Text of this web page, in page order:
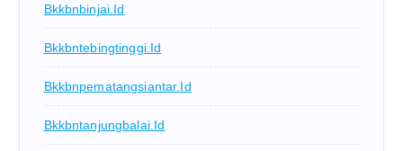
Bkkbnbinjai.id
Bkkbntebingtinggi.id
Bkkbnpematangsiantar.id
Bkkbntanjungbalai.id